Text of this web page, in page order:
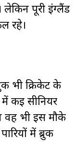
पूरी इंग्लैंड
रहे।
भी क्रिकेट के
कई सीनियर
वह भी इस मौके
में ब्रुक